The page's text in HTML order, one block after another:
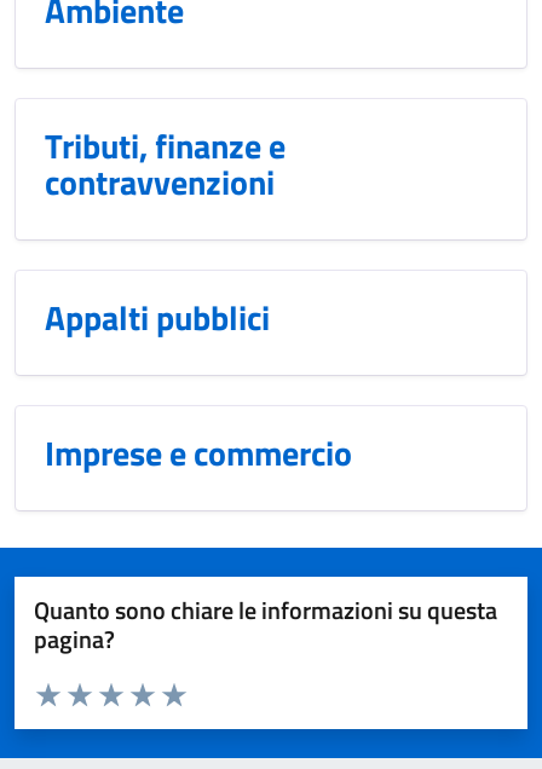
Tributi, finanze e
contravvenzioni
Appalti pubblici
Imprese e commercio
Quanto sono chiare le informazioni su questa
pagina?
Domanda
Valuta da 1 a 5 stelle la pagina
Valuta 5 stelle su 5
Valuta 4 stelle su 5
Valuta 3 stelle su 5
Valuta 2 stelle su 5
Valuta 1 stelle su 5